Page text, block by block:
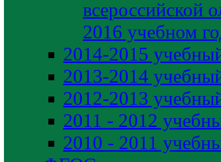
всероссийской
2016 учебном
2014-2015
2013-2014
2012-2013
2011 - 2012
2010 - 2011